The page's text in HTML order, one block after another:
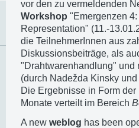
vor den zu vermeldenden
Workshop "Emergenzen
Representation" (11.-
die TeilnehmerInnen aus
Diskussionsbeiträge, als
"Drahtwarenhandlung" und
(durch Nadežda Kinsky
Die Ergebnisse in Form
Monate verteilt im Bereich
A new weblog has been